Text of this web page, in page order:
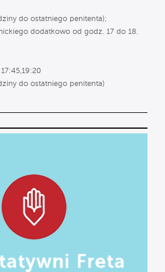
do ostatniego penitenta);
dodatkowo od godz. 17 do 18.
do ostatniego penitenta)